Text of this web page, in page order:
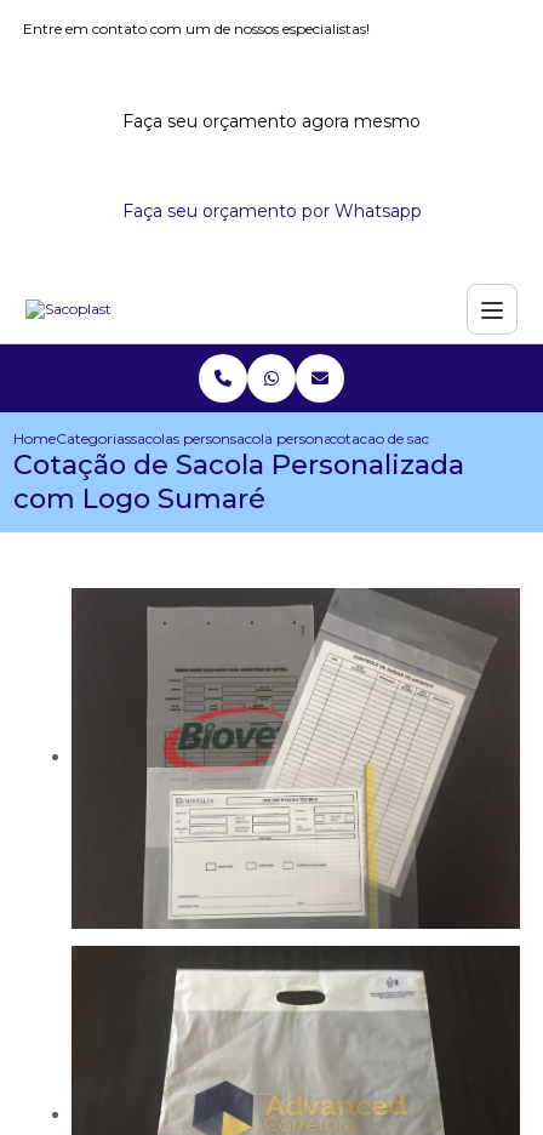
Entre em contato com um de nossos especialistas!
Faça seu orçamento agora mesmo
Faça seu orçamento por Whatsapp
HomeCategoriassacolas personalizadassacola personalizada com logo
cotacao de sacola
Cotação de Sacola Personalizada
com Logo Sumaré